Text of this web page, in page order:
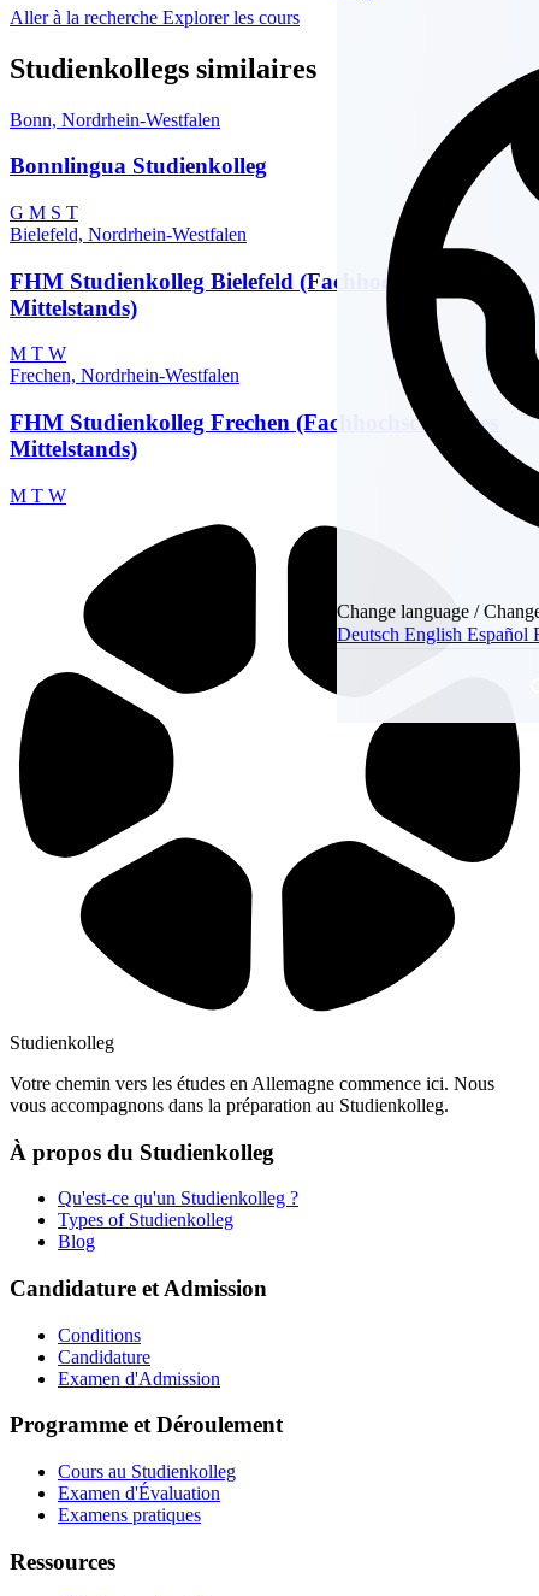
Change language /
DeutschEnglishEspañol
Aller à la recherche Explorer les cours
Studienkollegs similaires
Bonn, Nordrhein-Westfalen
Bonnlingua Studienkolleg
G M S T
Bielefeld, Nordrhein-Westfalen
FHM Studienkolleg Bielefeld (Fachhochschule des
Mittelstands)
M T W
Frechen, Nordrhein-Westfalen
FHM Studienkolleg Frechen (Fachhochschule des
Mittelstands)
M T W
Studienkolleg
Votre chemin vers les études en Allemagne commence ici. Nous
vous accompagnons dans la préparation au Studienkolleg.
À propos du Studienkolleg
Qu'est-ce qu'un Studienkolleg ?
Types of Studienkolleg
Blog
Candidature et Admission
Conditions
Candidature
Examen d'Admission
Programme et Déroulement
Cours au Studienkolleg
Examen d'Évaluation
Examens pratiques
Ressources